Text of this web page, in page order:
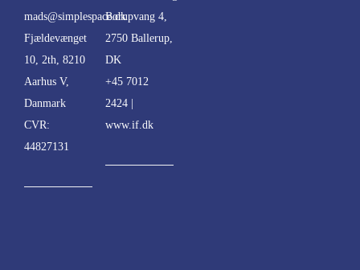
mads@simplespace.dk
Fjældevænget
10, 2th, 8210
Aarhus V,
Danmark
CVR:
44827131
Borupvang 4,
2750 Ballerup,
DK
+45 7012
2424 |
www.if.dk